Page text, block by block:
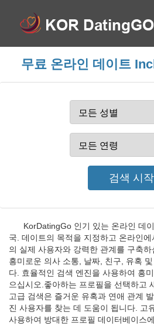
무료 온라인 데이트
KorDatingGo 인기 있는 온라인 데
국. 데이트의 목적을 지정하고 온라인
의 실제 사용자와 강력한 관계를 구축
흥미로운 의사 소통, 날짜, 친구, 유혹
다. 효율적인 검색 엔진을 사용하여 흥
으십시오.좋아하는 프로필을 선택하고
고급 검색은 즐거운 유혹과 연애 관계
진 사용자를 찾는 데 도움이 됩니다. 고
사용하여 방대한 프로필 데이터베이스